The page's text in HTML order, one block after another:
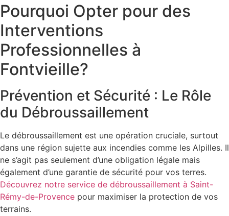
Pourquoi Opter pour des
Interventions
Professionnelles à
Fontvieille?
Prévention et Sécurité : Le Rôle
du Débroussaillement
Le débroussaillement est une opération cruciale, surtout
dans une région sujette aux incendies comme les Alpilles. Il
ne s’agit pas seulement d’une obligation légale mais
également d’une garantie de sécurité pour vos terres.
Découvrez notre service de débroussaillement à Saint-
Rémy-de-Provence pour maximiser la protection de vos
terrains.